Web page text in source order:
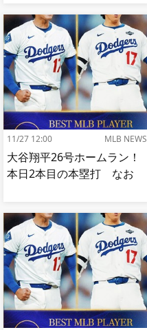
11/27 12:00 MLB NEWS
大谷翔平26号ホームラン！
本日2本目の本塁打 なお